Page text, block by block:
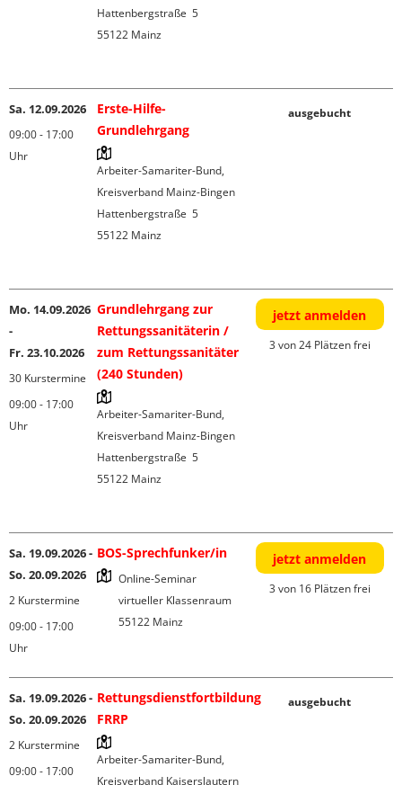
Hattenbergstraße  5
55122 Mainz
Sa. 12.09.2026
09:00 - 17:00
Uhr
Erste-Hilfe-
Grundlehrgang
Arbeiter-Samariter-Bund,
Kreisverband Mainz-Bingen
Hattenbergstraße  5
55122 Mainz
ausgebucht
Mo. 14.09.2026
-
Fr. 23.10.2026
30 Kurstermine
09:00 - 17:00
Uhr
Grundlehrgang zur
Rettungssanitäterin /
zum Rettungssanitäter
(240 Stunden)
Arbeiter-Samariter-Bund,
Kreisverband Mainz-Bingen
Hattenbergstraße  5
55122 Mainz
jetzt anmelden
3 von 24 Plätzen frei
Sa. 19.09.2026 -
So. 20.09.2026
2 Kurstermine
09:00 - 17:00
Uhr
BOS-Sprechfunker/in
Online-Seminar
virtueller Klassenraum
jetzt anmelden
3 von 16 Plätzen frei
Sa. 19.09.2026 -
So. 20.09.2026
2 Kurstermine
09:00 - 17:00
Rettungsdienstfortbildung
FRRP
Arbeiter-Samariter-Bund,
Kreisverband Kaiserslautern
ausgebucht